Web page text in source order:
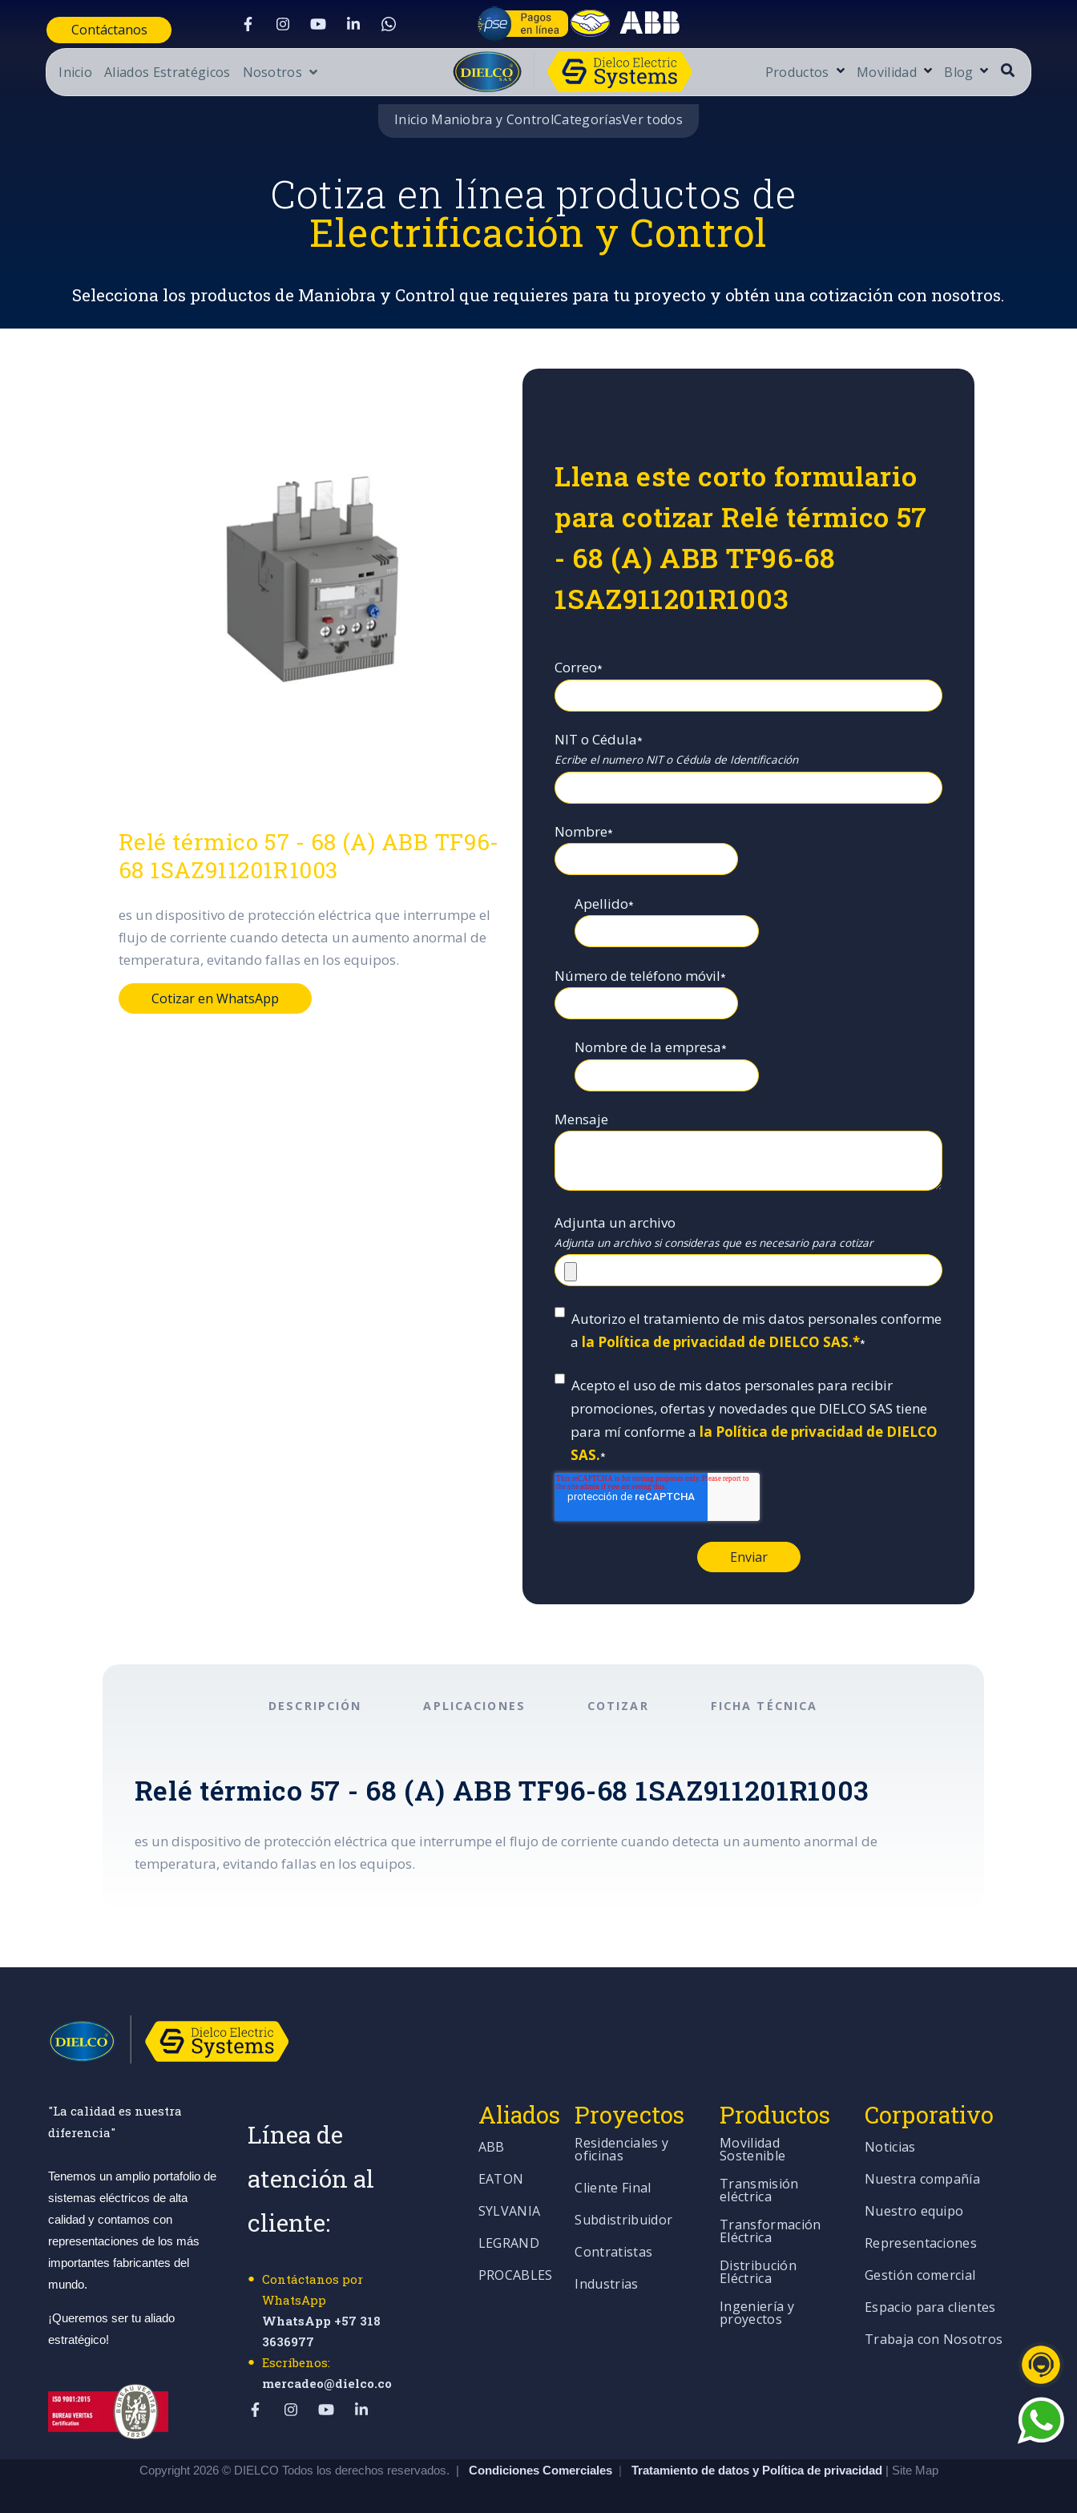
Contáctanos
Inicio Aliados Estratégicos Nosotros Productos Movilidad Blog
Inicio Maniobra y ControlCategoríasVer todos
Cotiza en línea productos de
Electrificación y Control
Selecciona los productos de Maniobra y Control que requieres para tu proyecto y obtén una cotización con nosotros.
Relé térmico 57 - 68 (A) ABB TF96-
68 1SAZ911201R1003
es un dispositivo de protección eléctrica que interrumpe el
flujo de corriente cuando detecta un aumento anormal de
temperatura, evitando fallas en los equipos.
Cotizar en WhatsApp
Llena este corto formulario
para cotizar Relé térmico 57
- 68 (A) ABB TF96-68
1SAZ911201R1003
Correo*
NIT o Cédula*
Ecribe el numero NIT o Cédula de Identificación
Nombre*
Apellido*
Número de teléfono móvil*
Nombre de la empresa*
Mensaje
Adjunta un archivo
Adjunta un archivo si consideras que es necesario para cotizar
Autorizo el tratamiento de mis datos personales conforme
a la Política de privacidad de DIELCO SAS.**
Acepto el uso de mis datos personales para recibir
promociones, ofertas y novedades que DIELCO SAS tiene
para mí conforme a la Política de privacidad de DIELCO
SAS.*
DESCRIPCIÓN APLICACIONES COTIZAR FICHA TÉCNICA
Relé térmico 57 - 68 (A) ABB TF96-68 1SAZ911201R1003
es un dispositivo de protección eléctrica que interrumpe el flujo de corriente cuando detecta un aumento anormal de
temperatura, evitando fallas en los equipos.
"La calidad es nuestra
diferencia"
Tenemos un amplio portafolio de
sistemas eléctricos de alta
calidad y contamos con
representaciones de los más
importantes fabricantes del
mundo.
¡Queremos ser tu aliado
estratégico!
Línea de
atención al
cliente:
Contáctanos por
WhatsApp
WhatsApp +57 318
3636977
Escríbenos:
mercadeo@dielco.co
Aliados
ABB
EATON
SYLVANIA
LEGRAND
PROCABLES
Proyectos
Residenciales y
oficinas
Cliente Final
Subdistribuidor
Contratistas
Industrias
Productos
Movilidad
Sostenible
Transmisión
eléctrica
Transformación
Eléctrica
Distribución
Eléctrica
Ingeniería y
proyectos
Corporativo
Noticias
Nuestra compañía
Nuestro equipo
Representaciones
Gestión comercial
Espacio para clientes
Trabaja con Nosotros
Copyright 2026 © DIELCO Todos los derechos reservados. | Condiciones Comerciales| Tratamiento de datos y Política de privacidad | Site Map